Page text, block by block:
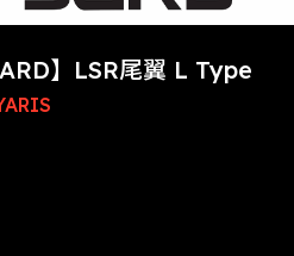
】LSR尾翼 L Type